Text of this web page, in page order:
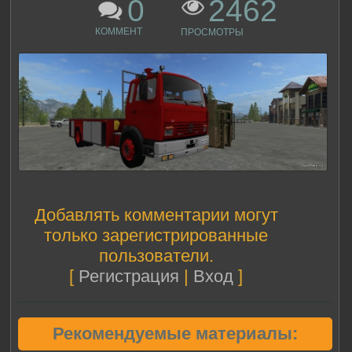
0
КОММЕНТ
2462
ПРОСМОТРЫ
Добавлять комментарии могут
только зарегистрированные
пользователи.
[ Регистрация | Вход ]
Рекомендуемые материалы: